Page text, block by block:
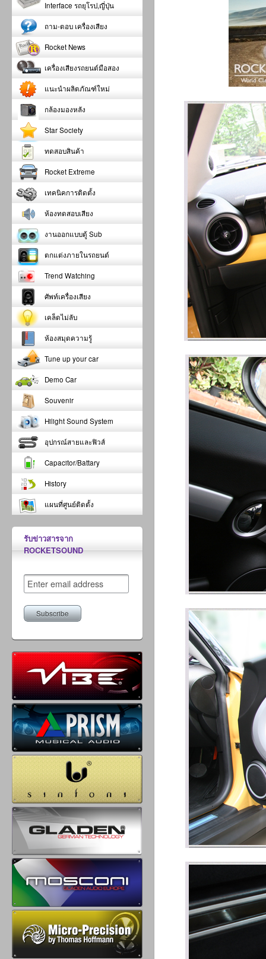
Interface รถยุโรป,ญี่ปุ่น
ถาม-ตอบ เครื่องเสียง
Rocket News
เครื่องเสียงรถยนต์มือสอง
แนะนำผลิตภัณฑ์ใหม่
กล้องมองหลัง
Star Society
ทดสอบสินค้า
Rocket Extreme
เทคนิคการติดตั้ง
ห้องทดสอบเสียง
งานออกแบบตู้ Sub
ตกแต่งภายในรถยนต์
Trend Watching
ศัพท์เครื่องเสียง
เคล็ดไม่ลับ
ห้องสมุดความรู้
Tune up your car
Demo Car
Souvenir
Hilight Sound System
อุปกรณ์สายและฟิวส์
Capacitor/Battary
History
แผนที่ศูนย์ติดตั้ง
รับข่าวสารจาก
ROCKETSOUND